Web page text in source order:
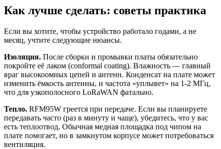
Как лучше сделать: советы практика
Если вы хотите, чтобы устройство работало годами, а не
месяц, учтите следующие нюансы.
Изоляция. После сборки и промывки платы обязательно
покройте её лаком (conformal coating). Влажность — главный
враг высокоомных цепей и антенн. Конденсат на плате может
изменить ёмкость антенны, и частота «уплывет» на 1-2 МГц,
что для узкополосного LoRaWAN фатально.
Тепло. RFM95W греется при передаче. Если вы планируете
передавать часто (раз в минуту и чаще), убедитесь, что у вас
есть теплоотвод. Обычная медная площадка под чипом на
плате помогает, но в замкнутом корпусе может потребоваться
вентиляция.